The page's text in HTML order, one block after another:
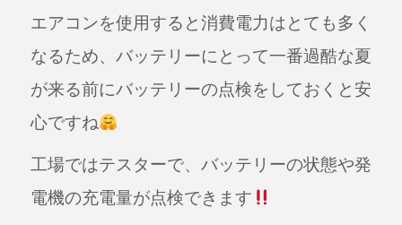
エアコンを使用すると消費電力はとても多く
なるため、バッテリーにとって一番過酷な夏
が来る前にバッテリーの点検をしておくと安
心ですね
工場ではテスターで、バッテリーの状態や発
電機の充電量が点検できます